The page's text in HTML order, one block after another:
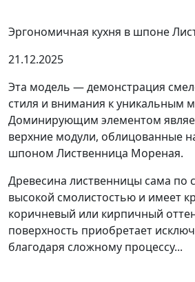
Эргономичная кухня в шпоне
21.12.2025
Эта модель — демонстрация
стиля и внимания к уникальным
Доминирующим элементом
верхние модули, облицованные
шпоном Лиственница Мореная.
Древесина лиственницы сама по
высокой смолистостью и имеет
коричневый или кирпичный
поверхность приобретает
благодаря сложному процессу...